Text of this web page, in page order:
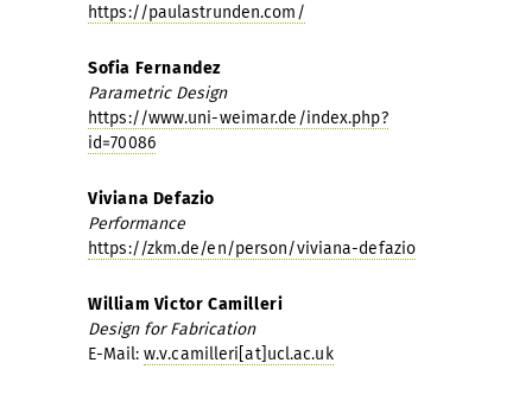
https://paulastrunden.com/
Sofia Fernandez
Parametric Design
https://www.uni-weimar.de/index.php?
id=70086
Viviana Defazio
Performance
https://zkm.de/en/person/viviana-defazio
William Victor Camilleri
Design for Fabrication
E-Mail: w.v.camilleri[at]ucl.ac.uk